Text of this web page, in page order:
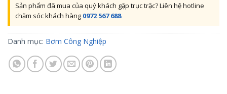
Sản phẩm đã mua của quý khách gặp trục trặc? Liên hệ hotline
chăm sóc khách hàng 0972 567 688
Danh mục: Bơm Công Nghiệp